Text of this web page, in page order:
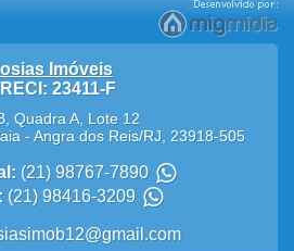
Imóveis
23411-F
Quadra A, Lote 12
-Angra dos Reis/RJ 23918-505
(21) 98767-7890
(21) 98416-3209